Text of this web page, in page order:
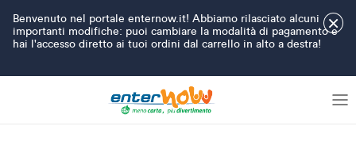
×
Benvenuto nel portale enternow.it! Abbiamo rilasciato alcuni
importanti modifiche: puoi cambiare la modalità di pagamento e
hai l'accesso diretto ai tuoi ordini dal carrello in alto a destra!